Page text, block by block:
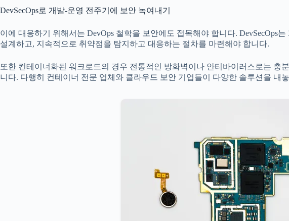
DevSecOps로 개발-운영 전주기에 보안 녹여내기
이에 대응하기 위해서는 DevOps 철학을 보안에도 접목해야 합니다.
설계하고, 지속적으로 취약점을 탐지하고 대응하는 절차를 마련해야 합니다.
또한 컨테이너화된 워크로드의 경우 전통적인 방화벽이나 안티바이러스로는
니다. 다행히 컨테이너 전문 업체와 클라우드 보안 기업들이 다양한 솔루션을 내